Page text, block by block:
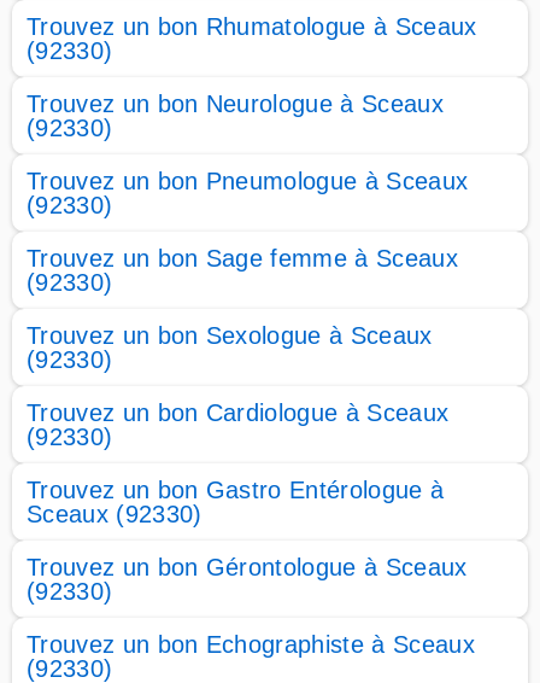
Trouvez un bon Rhumatologue à Sceaux
(92330)
Trouvez un bon Neurologue à Sceaux
(92330)
Trouvez un bon Pneumologue à Sceaux
(92330)
Trouvez un bon Sage femme à Sceaux
(92330)
Trouvez un bon Sexologue à Sceaux
(92330)
Trouvez un bon Cardiologue à Sceaux
(92330)
Trouvez un bon Gastro Entérologue à
Sceaux (92330)
Trouvez un bon Gérontologue à Sceaux
(92330)
Trouvez un bon Echographiste à Sceaux
(92330)